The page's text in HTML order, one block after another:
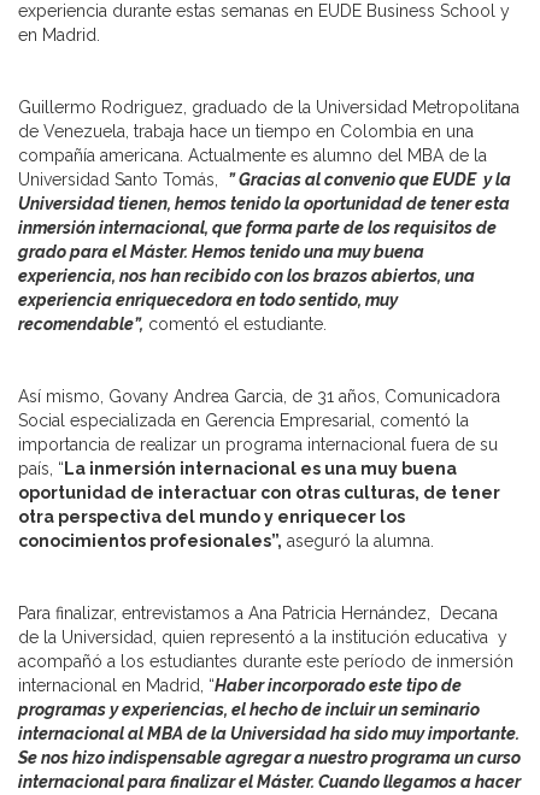
experiencia durante estas semanas en EUDE Business School y
en Madrid.
Guillermo Rodriguez, graduado de la Universidad Metropolitana
de Venezuela, trabaja hace un tiempo en Colombia en una
compañía americana. Actualmente es alumno del MBA de la
Universidad Santo Tomás, ” Gracias al convenio que EUDE y la
Universidad tienen, hemos tenido la oportunidad de tener esta
inmersión internacional, que forma parte de los requisitos de
grado para el Máster. Hemos tenido una muy buena
experiencia, nos han recibido con los brazos abiertos, una
experiencia enriquecedora en todo sentido, muy
recomendable”, comentó el estudiante.
Así mismo, Govany Andrea Garcia, de 31 años, Comunicadora
Social especializada en Gerencia Empresarial, comentó la
importancia de realizar un programa internacional fuera de su
país, “ La inmersión internacional es una muy buena
oportunidad de interactuar con otras culturas, de tener
otra perspectiva del mundo y enriquecer los
conocimientos profesionales”, aseguró la alumna.
Para finalizar, entrevistamos a Ana Patricia Hernández, Decana
de la Universidad, quien representó a la institución educativa y
acompañó a los estudiantes durante este período de inmersión
internacional en Madrid, “Haber incorporado este tipo de
programas y experiencias, el hecho de incluir un seminario
internacional al MBA de la Universidad ha sido muy importante.
Se nos hizo indispensable agregar a nuestro programa un curso
internacional para finalizar el Máster. Cuando llegamos a hacer